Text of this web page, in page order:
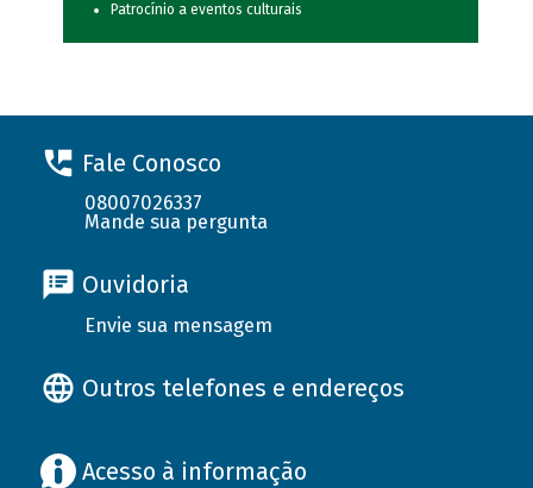
Patrocínio a eventos culturais
Fale Conosco
08007026337
Mande sua pergunta
Ouvidoria
Envie sua mensagem
Outros telefones e endereços
Acesso à informação